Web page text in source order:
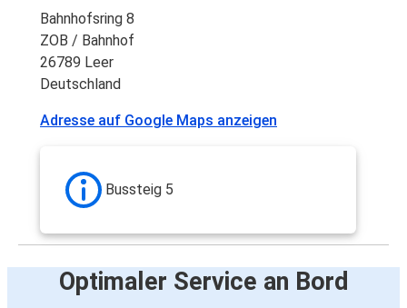
Bahnhofsring 8
ZOB / Bahnhof
26789 Leer
Deutschland
Adresse auf Google Maps anzeigen
Bussteig 5
Optimaler Service an Bord